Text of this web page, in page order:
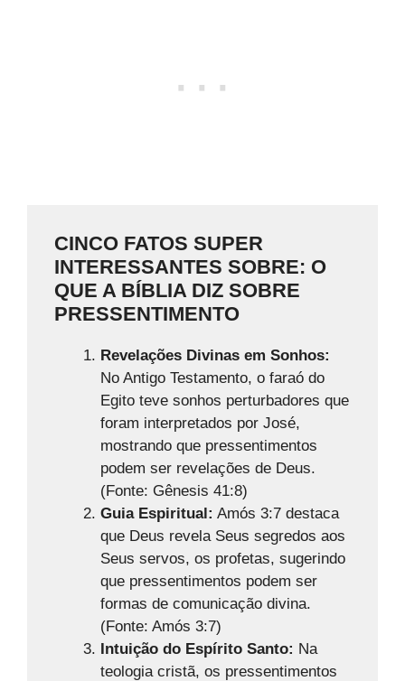
CINCO FATOS SUPER
INTERESSANTES SOBRE: O
QUE A BÍBLIA DIZ SOBRE
PRESSENTIMENTO
Revelações Divinas em Sonhos:
No Antigo Testamento, o faraó do
Egito teve sonhos perturbadores que
foram interpretados por José,
mostrando que pressentimentos
podem ser revelações de Deus.
(Fonte: Gênesis 41:8)
Guia Espiritual: Amós 3:7 destaca
que Deus revela Seus segredos aos
Seus servos, os profetas, sugerindo
que pressentimentos podem ser
formas de comunicação divina.
(Fonte: Amós 3:7)
Intuição do Espírito Santo: Na
teologia cristã, os pressentimentos